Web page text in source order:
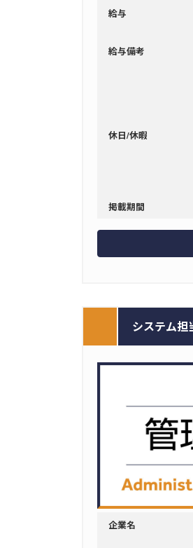
給与
給与備考
休日/休暇
掲載期間
システム担
企業名